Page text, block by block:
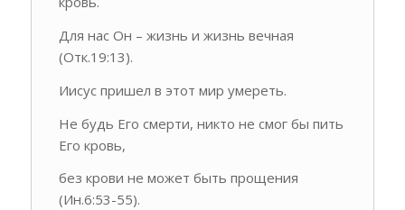
Для нас Он – жизнь и жизнь вечная
(Отк.19:13).
Иисус пришел в этот мир умереть.
Не будь Его смерти, никто не смог бы пить
Его кровь,
без крови не может быть прощения
(Ин.6:53-55).